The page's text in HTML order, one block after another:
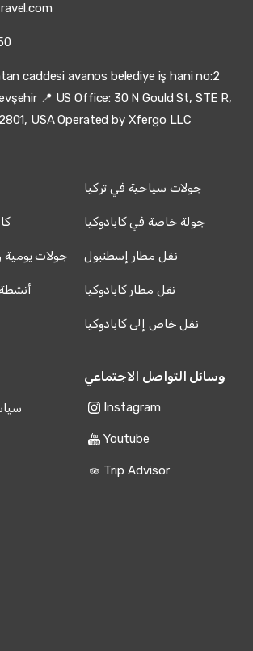
caddesi avanos belediye iş hani no:2
📍 US Office: 30 N Gould St, STE R,
USA Operated by Xfergo LLC
جولات سياحية في تركيا
جولة خاصة في كابادوكيا
جولات يومية نقل مطار إسطنبول
نقل مطار كابادوكيا
نقل خاص إلى كابادوكيا
وسائل التواصل الاجتماعي
Instagram
Youtube
Trip Advisor